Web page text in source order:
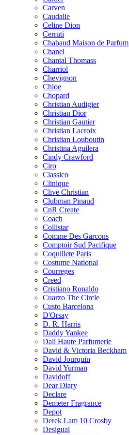
Carven
Caudalie
Celine Dion
Cerruti
Chabaud Maison de Parfum
Chanel
Chantal Thomass
Charriol
Chevignon
Chloe
Chopard
Christian Audigier
Christian Dior
Christian Gautier
Christian Lacroix
Christian Louboutin
Christina Aguilera
Cindy Crawford
Ciro
Classico
Clinique
Clive Christian
Clubman Pinaud
CnR Create
Coach
Collistar
Comme Des Garcons
Comptoir Sud Pacifique
Coquillete Paris
Costume National
Courreges
Creed
Cristiano Ronaldo
Cuarzo The Circle
Custo Barcelona
D'Orsay
D. R. Harris
Daddy Yankee
Dali Haute Parfumerie
David & Victoria Beckham
David Jourquin
David Yurman
Davidoff
Dear Diary
Declare
Demeter Fragrance
Depot
Derek Lam 10 Crosby
Desigual